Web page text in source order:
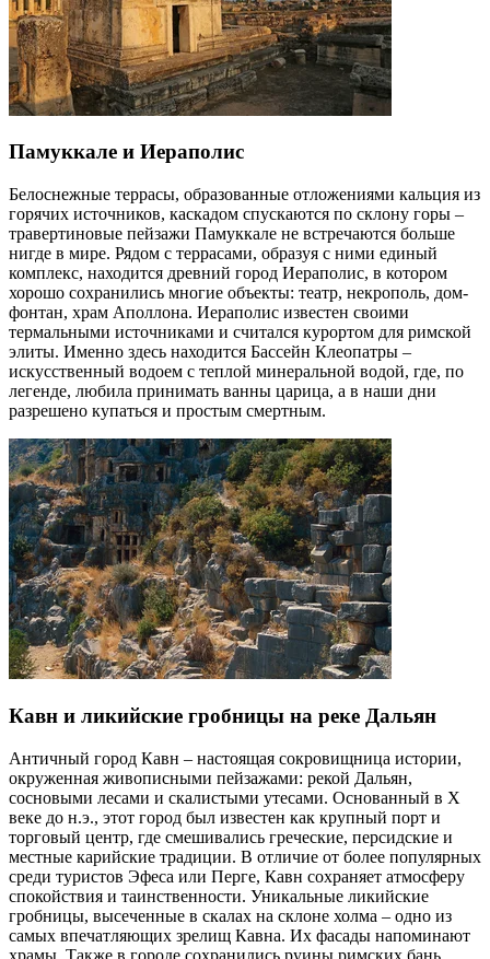
Памуккале и Иераполис
Белоснежные террасы, образованные отложениями кальция из
горячих источников, каскадом спускаются по склону горы –
травертиновые пейзажи Памуккале не встречаются больше
нигде в мире. Рядом с террасами, образуя с ними единый
комплекс, находится древний город Иераполис, в котором
хорошо сохранились многие объекты: театр, некрополь, дом-
фонтан, храм Аполлона. Иераполис известен своими
термальными источниками и считался курортом для римской
элиты. Именно здесь находится Бассейн Клеопатры –
искусственный водоем с теплой минеральной водой, где, по
легенде, любила принимать ванны царица, а в наши дни
разрешено купаться и простым смертным.
Кавн и ликийские гробницы на реке Дальян
Античный город Кавн – настоящая сокровищница истории,
окруженная живописными пейзажами: рекой Дальян,
сосновыми лесами и скалистыми утесами. Основанный в X
веке до н.э., этот город был известен как крупный порт и
торговый центр, где смешивались греческие, персидские и
местные карийские традиции. В отличие от более популярных
среди туристов Эфеса или Перге, Кавн сохраняет атмосферу
спокойствия и таинственности. Уникальные ликийские
гробницы, высеченные в скалах на склоне холма – одно из
самых впечатляющих зрелищ Кавна. Их фасады напоминают
храмы. Также в городе сохранились руины римских бань,